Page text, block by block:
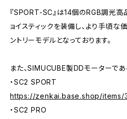
『SPORT-SC』は14個のRGB調光
ョイスティックを装備し、より手頃
ントリーモデルとなっております。
また、SIMUCUBE製DDモーターであ
・SC2 SPORT
https://zenkai.base.shop/items/
・SC2 PRO